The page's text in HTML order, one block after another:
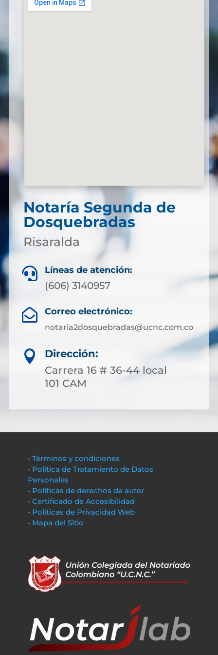
Notaría Segunda de
Dosquebradas
Risaralda
 Líneas de atención:
(606) 3140957
 Correo electrónico:
notaria2dosquebradas@ucnc.com.co

Dirección:
Carrera 16 # 36-44 local
101 CAM
• Términos y condiciones
• Política de Tratamiento de Datos
Personales
• Políticas de derechos de autor
• Certificado de Accesibilidad
• Políticas de Privacidad Web
• Mapa del Sitio